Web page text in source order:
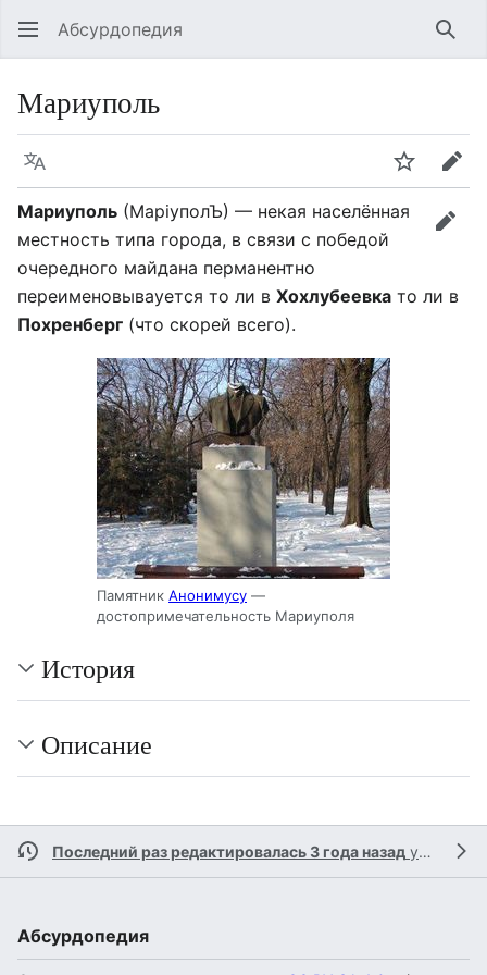
Абсурдопедия
Мариуполь
Язык
Мариуполь (МаріуполЪ) — некая населённая
местность типа города, в связи с победой
очередного майдана перманентно
переименовывауется то ли в Хохлубеевка то ли в
Похренберг (что скорей всего).
Памятник Анонимусу —
достопримечательность Мариуполя
История
Описание
Последний раз редактировалась 3 года назад участником
Абсурдопедия